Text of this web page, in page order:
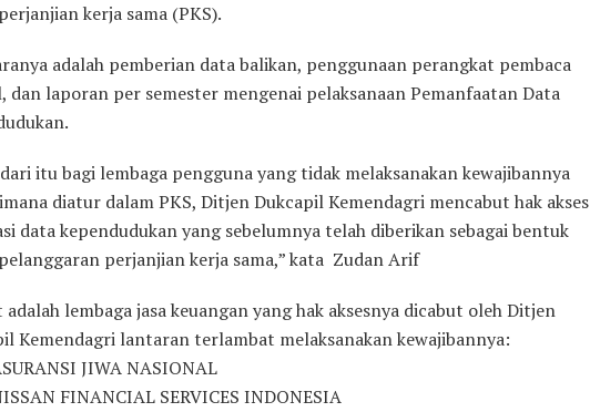
kerja sama (PKS).
adalah pemberian data balikan, penggunaan perangkat pembaca
dan laporan per semester mengenai pelaksanaan Pemanfaatan Data
itu bagi lembaga pengguna yang tidak melaksanakan kewajibannya
diatur dalam PKS, Ditjen Dukcapil Kemendagri mencabut hak akses
data kependudukan yang sebelumnya telah diberikan sebagai bentuk
perjanjian kerja sama,” kata Zudan Arif
lembaga jasa keuangan yang hak aksesnya dicabut oleh Ditjen
Kemendagri lantaran terlambat melaksanakan kewajibannya:
JIWA NASIONAL
FINANCIAL SERVICES INDONESIA